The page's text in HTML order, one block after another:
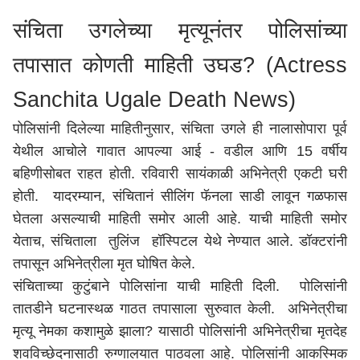
संचिता उगलेच्या मृत्यूनंतर पोलिसांच्या
तपासात कोणती माहिती उघड? (Actress
Sanchita Ugale Death News)
पोलिसांनी दिलेल्या माहितीनुसार, संचिता उगले ही नालासोपारा पूर्व
येथील आचोले गावात आपल्या आई - वडील आणि 15 वर्षीय
बहिणीसोबत राहत होती. रविवारी सायंकाळी अभिनेत्री एकटी घरी
होती. यादरम्यान, संचितानं सीलिंग फॅनला साडी लावून गळफास
घेतला असल्याची माहिती समोर आली आहे. याची माहिती समोर
येताच, संचिताला तुलिंज हॉस्पिटल येथे नेण्यात आले. डॉक्टरांनी
तपासून अभिनेत्रीला मृत घोषित केले.
संचिताच्या कुटुंबाने पोलिसांना याची माहिती दिली. पोलिसांनी
तातडीने घटनास्थळ गाठत तपासाला सुरुवात केली. अभिनेत्रीचा
मृत्यू नेमका कशामुळे झाला? यासाठी पोलिसांनी अभिनेत्रीचा मृतदेह
शवविच्छेदनासाठी रुग्णालयात पाठवला आहे. पोलिसांनी आकस्मिक